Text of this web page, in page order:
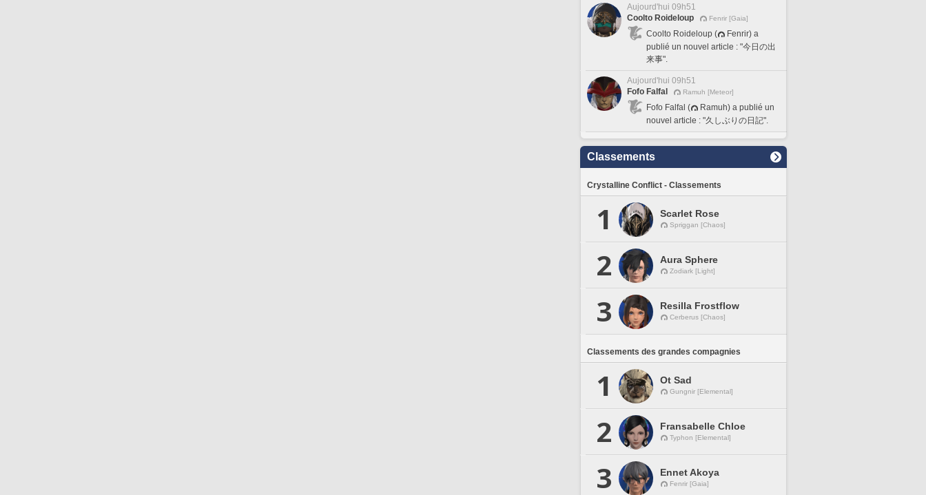
Aujourd'hui 09h51
Coolto Roideloup
Fenrir [Gaia]
Coolto Roideloup (
Fenrir) a
publié un nouvel article : "今日の出
来事".
Aujourd'hui 09h51
Fofo Falfal
Ramuh [Meteor]
Fofo Falfal (
Ramuh) a publié un
nouvel article : "久しぶりの日記".
Classements
Crystalline Conflict - Classements
1 Scarlet Rose
Spriggan [Chaos]
2 Aura Sphere
Zodiark [Light]
3 Resilla Frostflow
Cerberus [Chaos]
Classements des grandes compagnies
1 Ot Sad
Gungnir [Elemental]
2 Fransabelle Chloe
Typhon [Elemental]
3 Ennet Akoya
Fenrir [Gaia]